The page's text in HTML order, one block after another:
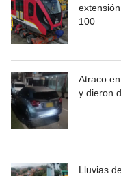
100
Atraco
y dieron
Lluvias